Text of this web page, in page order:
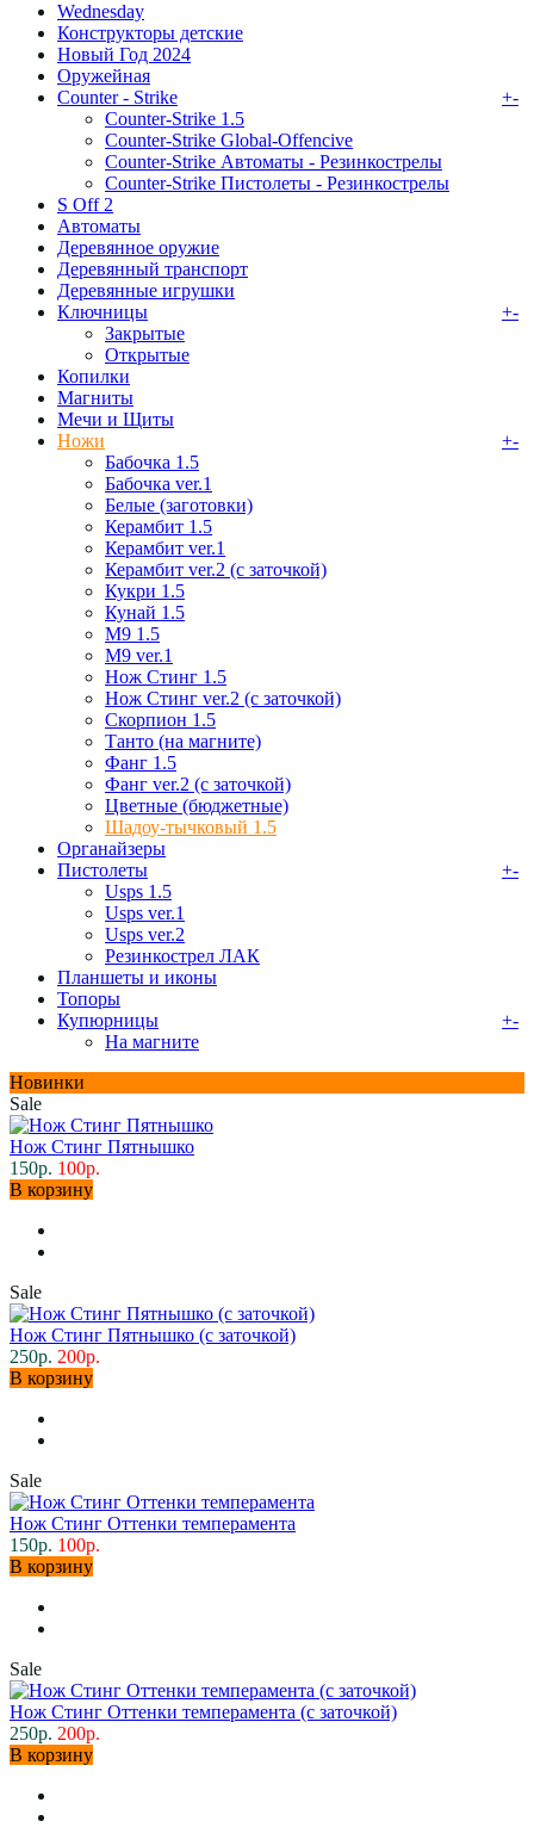
Wednesday
Конструкторы детские
Новый Год 2024
Оружейная
Counter - Strike
+-
Counter-Strike 1.5
Counter-Strike Global-Offencive
Counter-Strike Автоматы - Резинкострелы
Counter-Strike Пистолеты - Резинкострелы
S Off 2
Автоматы
Деревянное оружие
Деревянный транспорт
Деревянные игрушки
Ключницы
+-
Закрытые
Открытые
Копилки
Магниты
Мечи и Щиты
Ножи
+-
Бабочка 1.5
Бабочка ver.1
Белые (заготовки)
Керамбит 1.5
Керамбит ver.1
Керамбит ver.2 (с заточкой)
Кукри 1.5
Кунай 1.5
М9 1.5
М9 ver.1
Нож Стинг 1.5
Нож Стинг ver.2 (с заточкой)
Скорпион 1.5
Танто (на магните)
Фанг 1.5
Фанг ver.2 (с заточкой)
Цветные (бюджетные)
Шадоу-тычковый 1.5
Органайзеры
Пистолеты
+-
Usps 1.5
Usps ver.1
Usps ver.2
Резинкострел ЛАК
Планшеты и иконы
Топоры
Купюрницы
+-
На магните
Новинки
Sale
Нож Стинг Пятнышко
150р. 100р.
В корзину
Sale
Нож Стинг Пятнышко (с заточкой)
250р. 200р.
В корзину
Sale
Нож Стинг Оттенки темперамента
150р. 100р.
В корзину
Sale
Нож Стинг Оттенки темперамента (с заточкой)
250р. 200р.
В корзину